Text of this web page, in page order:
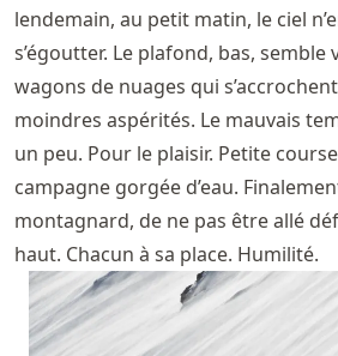
lendemain, au petit matin, le ciel
s’égoutter. Le plafond, bas, semble
wagons de nuages qui
moindres aspérités. Le mauvais
un peu. Pour le plaisir. Petite
campagne gorgée d’eau.
montagnard, de ne pas être allé
haut. Chacun à sa place. Humilité.